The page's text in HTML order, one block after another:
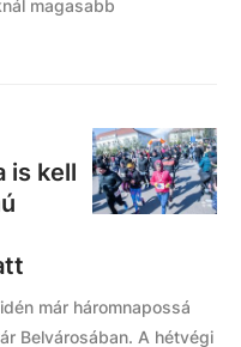
magasabb
is kell
már háromnapossá
Belvárosában. A hétvégi